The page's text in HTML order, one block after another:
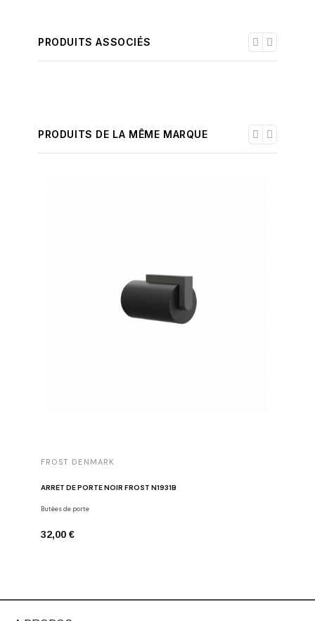
PRODUITS ASSOCIÉS
PRODUITS DE LA MÊME MARQUE
FROST DENMARK
ARRÊT DE PORTE NOIR FROST N1931B
Butées de porte
32,00 €